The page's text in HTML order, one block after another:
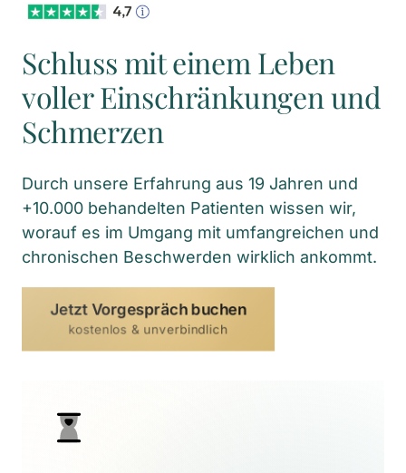
Schluss mit einem Leben
voller Einschränkungen und
Schmerzen
Durch unsere Erfahrung aus 19 Jahren und
+10.000 behandelten Patienten wissen wir,
worauf es im Umgang mit umfangreichen und
chronischen Beschwerden wirklich ankommt.
Jetzt Vorgespräch buchen
kostenlos & unverbindlich